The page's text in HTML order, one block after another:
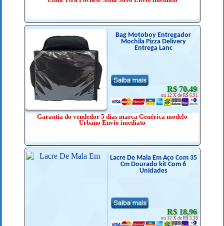
Bag Motoboy Entregador
Mochila Pizza Delivery
Entrega Lanc
R$ 70,49
ou 12 X de R$ 6.91
Garantia do vendedor 5 dias marca Genérica modelo
Urbano Envio imediato
Lacre De Mala Em Aço Com 35
Cm Dourado kit Com 6
Unidades
R$ 18,96
ou 12 X de R$ 5.39